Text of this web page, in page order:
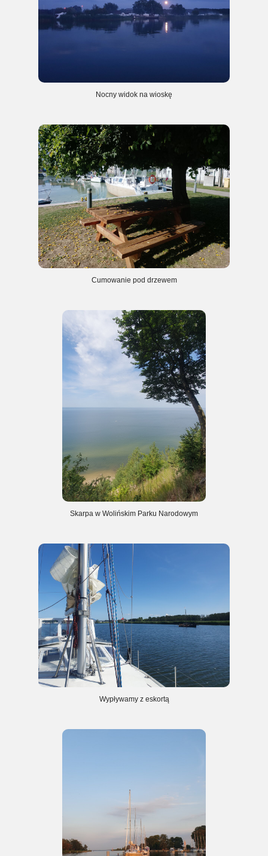
Nocny widok na wioskę
Cumowanie pod drzewem
Skarpa w Wolińskim Parku Narodowym
Wypływamy z eskortą